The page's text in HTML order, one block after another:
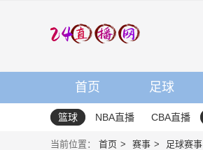
首页 足球
篮球 NBA直播 CBA直播
当前位置： 首页 赛事 足球赛事